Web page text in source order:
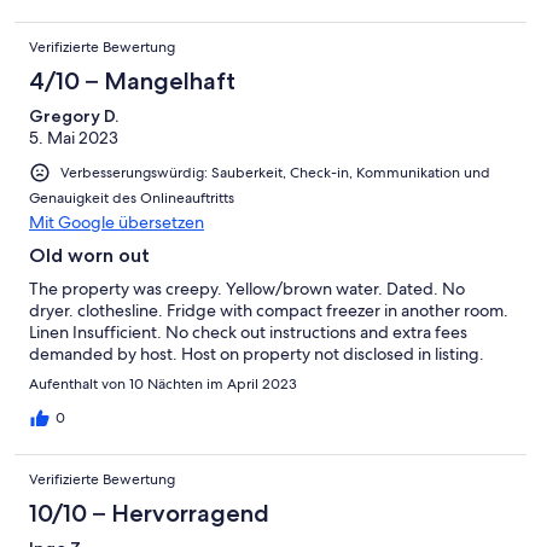
Verifizierte Bewertung
4/10 – Mangelhaft
Gregory D.
5. Mai 2023
Verbesserungswürdig: Sauberkeit, Check-in, Kommunikation und
Genauigkeit des Onlineauftritts
Mit Google übersetzen
Old worn out
The property was creepy. Yellow/brown water. Dated. No
dryer. clothesline. Fridge with compact freezer in another room.
Linen Insufficient. No check out instructions and extra fees
demanded by host. Host on property not disclosed in listing.
Aufenthalt von 10 Nächten im April 2023
0
Verifizierte Bewertung
10/10 – Hervorragend